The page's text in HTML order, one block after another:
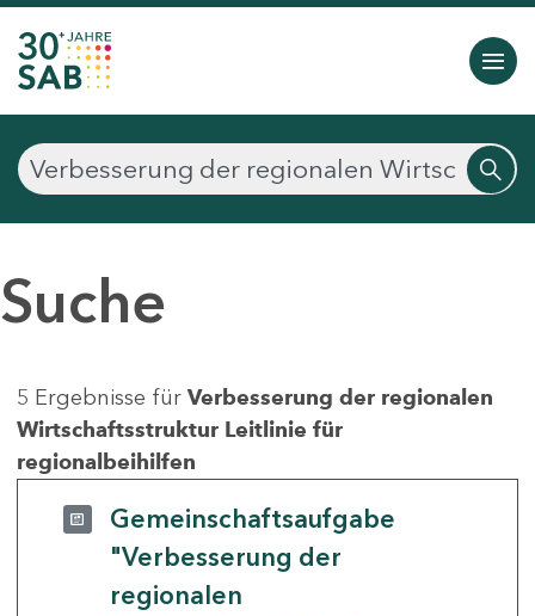
Suche
5 Ergebnisse für Verbesserung der regionalen
Wirtschaftsstruktur Leitlinie für
regionalbeihilfen
Gemeinschaftsaufgabe
"Verbesserung der
regionalen